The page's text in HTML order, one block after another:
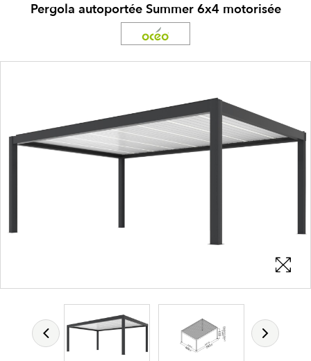
Pergola autoportée Summer 6x4 motorisée